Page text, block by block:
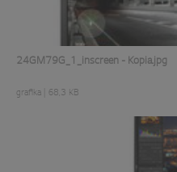
24GM79G_1_inscreen - Kopia.jpg
grafika 68,3 KB